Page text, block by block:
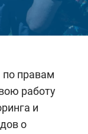
правам
работу
и
о